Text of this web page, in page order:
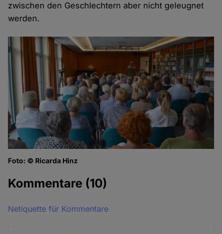
zwischen den Geschlechtern aber nicht geleugnet
werden.
Foto: © Ricarda Hinz
Kommentare (10)
Netiquette für Kommentare